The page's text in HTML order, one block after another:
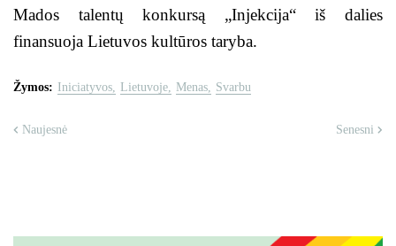
Mados talentų konkursą „Injekcija“ iš dalies
finansuoja Lietuvos kultūros taryba.
Žymos: Iniciatyvos Lietuvoje Menas Svarbu
Naujesnė Senesni